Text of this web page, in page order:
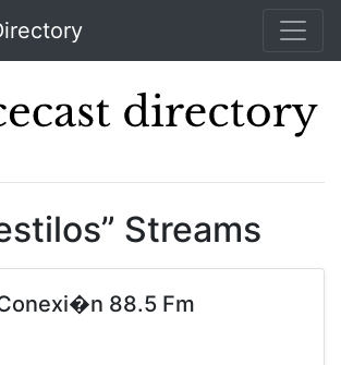
Streams
88.5 Fm